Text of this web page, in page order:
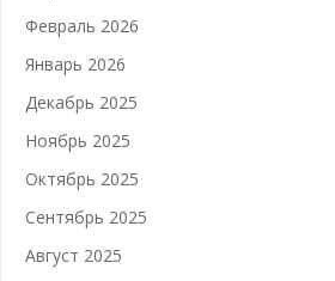
Февраль 2026
Январь 2026
Декабрь 2025
Ноябрь 2025
Октябрь 2025
Сентябрь 2025
Август 2025